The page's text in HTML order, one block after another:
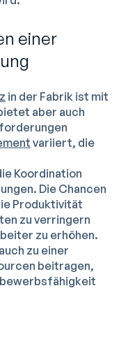
einer
in der Fabrik ist mit
aber auch
variiert, die
Koordination
Die Chancen
Produktivität
zu verringern
zu erhöhen.
zu einer
beitragen,